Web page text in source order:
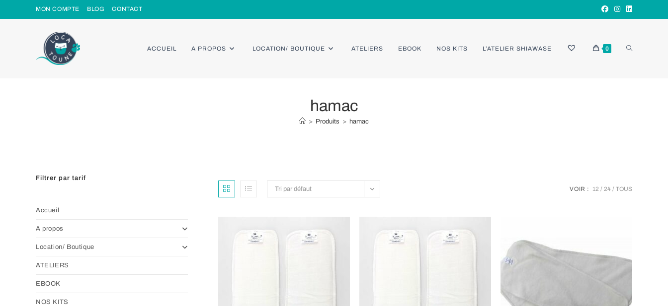
to
MON COMPTE BLOG CONTACT
ACCUEIL A PROPOS LOCATION/ BOUTIQUE ATELIERS EBOOK NOS KITS L’ATELIER SHIAWASE 0 TOGGLE
hamac
> Produits > hamac
Tri par défaut VOIR : 12 24 TOUS
Filtrer par tarif
Accueil
A propos
Location/ Boutique
ATELIERS
EBOOK
NOS KITS